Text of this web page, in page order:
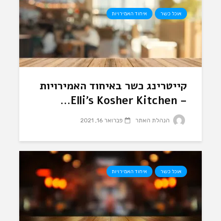
אוכל כשר איחוד האמירויות
קייטרינג כשר באיחוד האמירויות
– Elli’s Kosher Kitchen...
הנהלת האתר פברואר 16, 2021
אוכל כשר איחוד האמירויות